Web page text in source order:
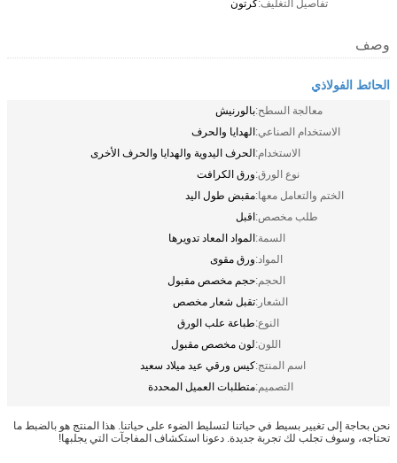
تفاصيل التغليف:كرتون
وصف
الحائط الفولاذي
معالجة السطح:بالورنيش
الاستخدام الصناعي:الهدايا والحرف
الاستخدام:الحرف اليدوية والهدايا والحرف الأخرى
نوع الورق:ورق الكرافت
الختم والتعامل معها:مقبض طول اليد
طلب مخصص:اقبل
السمة:المواد المعاد تدويرها
المواد:ورق مقوى
الحجم:حجم مخصص مقبول
الشعار:تقبل شعار مخصص
النوع:طباعة علب الورق
اللون:لون مخصص مقبول
اسم المنتج:كيس ورقي عيد ميلاد سعيد
التصميم:متطلبات العميل المحددة
نحن بحاجة إلى تغيير بسيط في حياتنا لتسليط الضوء على حياتنا. هذا المنتج هو بالضبط ما
تحتاجه، وسوف تجلب لك تجربة جديدة. دعونا استكشاف المفاجآت التي يجلبها!